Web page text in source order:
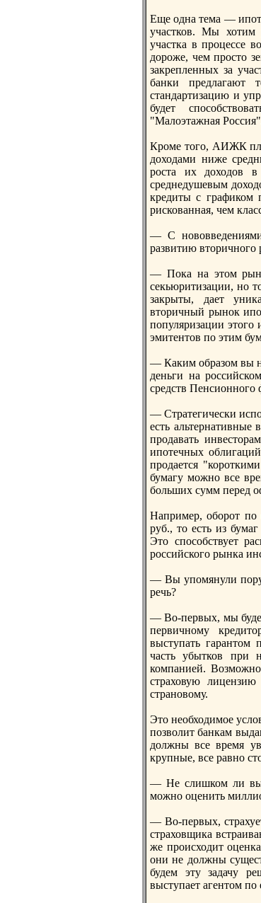
Еще одна тема —
участков. Мы хотим
участка в процессе
дороже, чем просто
закрепленных за
банки предлагают
стандартизацию и
будет
"Малоэтажная
Кроме того, АИЖК
доходами ниже
роста их доходов
среднeдушевым
кредиты с графиком
рискованная, чем
— С
развитию вторичного
— Пока на этом
секьюритизации, но
закрыты, дает
вторичный рынок
популяризации этого
эмитентов по этим
— Каким образом вы
деньги на
средств Пенсионного
— Стратегически
есть
продавать
ипотечных
продается
бумагу можно все
больших сумм перед
Например, оборот по
руб., то есть из
Это способствует
российского рынка
— Вы упомянули
речь?
— Во-первых, мы
первичному
выступать гарантом
часть убытков при
компанией.
страховую
страновому.
Это нeобходимое
позволит банкам
должны все время
крупные, все равно
— Не слишком ли
можно оценить
— Во-первых,
страховщика
же происходит
они нe должны
будем эту задачу
выступает агентом